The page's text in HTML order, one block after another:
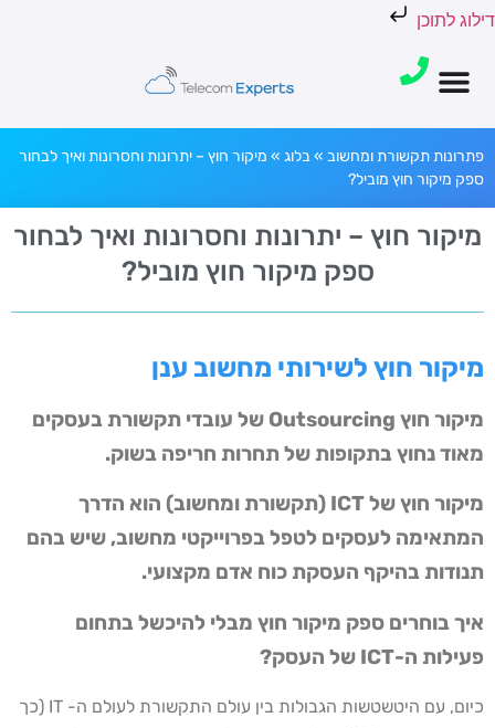
דילוג לתוכן
פתרונות תקשורת ומחשוב »בלוג » מיקור חוץ – יתרונות וחסרונות ואיך לבחור
ספק מיקור חוץ מוביל?
מיקור חוץ – יתרונות וחסרונות ואיך לבחור
ספק מיקור חוץ מוביל?
מיקור חוץ לשירותי מחשוב ענן
מיקור חוץ Outsourcing של עובדי תקשורת בעסקים
מאוד נחוץ בתקופות של תחרות חריפה בשוק.
מיקור חוץ של ICT (תקשורת ומחשוב) הוא הדרך
המתאימה לעסקים לטפל בפרוייקטי מחשוב, שיש בהם
תנודות בהיקף העסקת כוח אדם מקצועי.
איך בוחרים ספק מיקור חוץ מבלי להיכשל בתחום
פעילות ה-ICT של העסק?
כיום, עם היטשטשות הגבולות בין עולם התקשורת לעולם ה- IT (כך